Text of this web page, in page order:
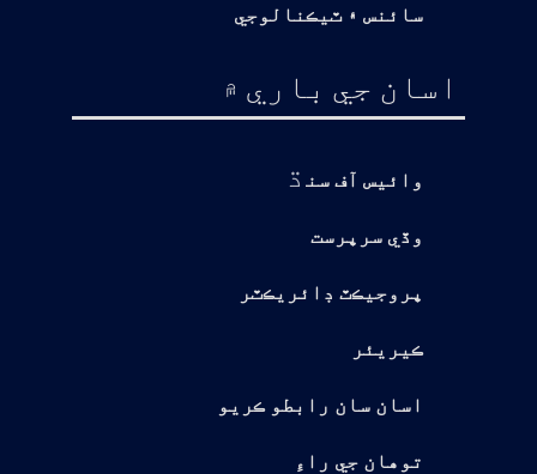
سائنس ۽ ٽيڪنالوجي
اسان جي باري ۾
وائيس آف سن ڌ
وڏي سرپرست
پروجيڪٽ ڊائريڪٽر
ڪيريئر
اسان سان رابطو ڪريو
توهان جي راءِ